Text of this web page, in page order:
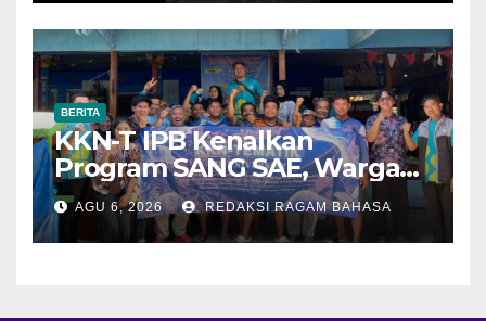
BERITA
KKN-T IPB Kenalkan
Program SANG SAE, Warga
Desa Sangrawayang Diajak
Ubah Sampah Jadi Bernilai
Ekonomi
AGU 6, 2026 REDAKSI RAGAM BAHASA